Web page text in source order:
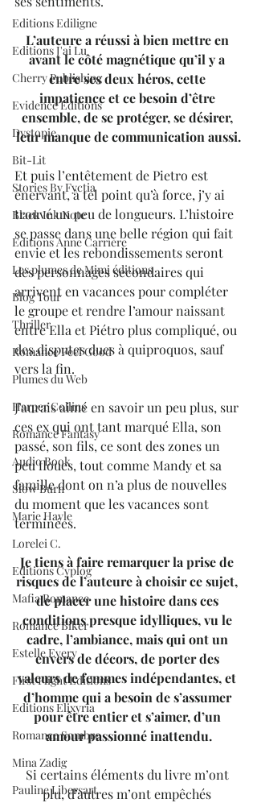
Editions Ediligne
Editions J'ai Lu
Cherry Publishing
Evidence Editions
Dystopie
Bit-Lit
Stories By Fyctia
Black Ink Note
Editions Anne Carrière
Les plumes de Mimi éditions
Blog Tour
Thriller
Romance Feel Good
Plumes du Web
Harper Collins
Romance Fantasy
Audio Book
Slow Burn
Marie Hayle
Lorelei C.
Editions Cyplog
Mafia Romance
Romance Biker
Estelle Every
First Flight Editions
Editions Elixyria
Romance Sombre
Mina Zadig
Pauline Libersart
L’auteure a réussi à bien mettre en
avant le côté magnétique qu’il y a
entre ses deux héros, cette
impatience et ce besoin d’être
ensemble, de se protéger, se désirer,
leur manque de communication aussi.
Et puis l’entêtement de Pietro est
énervant, à tel point qu’à force, j’y ai
trouvé un peu de longueurs. L’histoire
se passe dans une belle région qui fait
envie et les rebondissements seront
des personnages secondaires qui
arrivent en vacances pour compléter
le groupe et rendre l’amour naissant
entre Ella et Piétro plus compliqué, ou
des disputes dues à quiproquos, sauf
vers la fin.
J’aurais aimé en savoir un peu plus, sur
ces ex qui ont tant marqué Ella, son
passé, son fils, ce sont des zones un
peu floues, tout comme Mandy et sa
famille dont on n’a plus de nouvelles
du moment que les vacances sont
terminées.
Je tiens à faire remarquer la prise de
risques de l’auteure à choisir ce sujet,
de placer une histoire dans ces
conditions presque idylliques, vu le
cadre, l’ambiance, mais qui ont un
envers de décors, de porter des
valeurs de femmes indépendantes, et
d’homme qui a besoin de s’assumer
pour être entier et s’aimer, d’un
amour passionné inattendu.
Si certains éléments du livre m’ont
plu, d’autres m’ont empêchés